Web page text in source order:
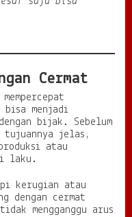
Cermat
bisa menjadi
bijak. Sebelum
tujuannya jelas,
atau
laku.
kerugian atau
dengan cermat
mengganggu arus